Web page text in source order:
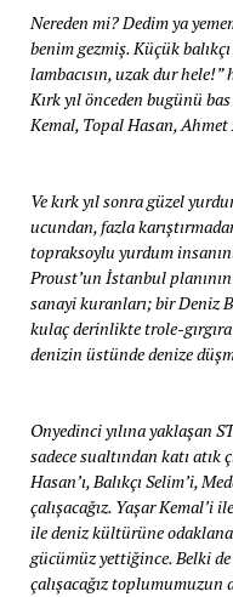
Nereden mi? Dedim ya
benim gezmiş. Küçük
lambacısın, uzak dur
Kırk yıl önceden bugünü
Kemal, Topal Hasan,
Ve kırk yıl sonra güzel
ucundan, fazla
topraksoylu yurdum
Proust’un İstanbul
sanayi kuranları; bir Deniz
kulaç derinlikte trole-
denizin üstünde denize
Onyedinci yılına yaklaşan
sadece sualtından katı atık
Hasan’ı, Balıkçı Selim’i,
çalışacağız. Yaşar Kemal’i
ile deniz kültürüne
gücümüz yettiğince. Belki
çalışacağız